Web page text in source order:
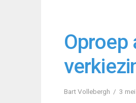
Oproep
Bart Vollebergh 3